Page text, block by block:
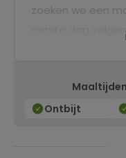
zoeken we een
spoor? We
berberdorpjes.
Ontbijt